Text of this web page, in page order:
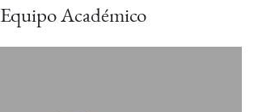
Equipo Académico